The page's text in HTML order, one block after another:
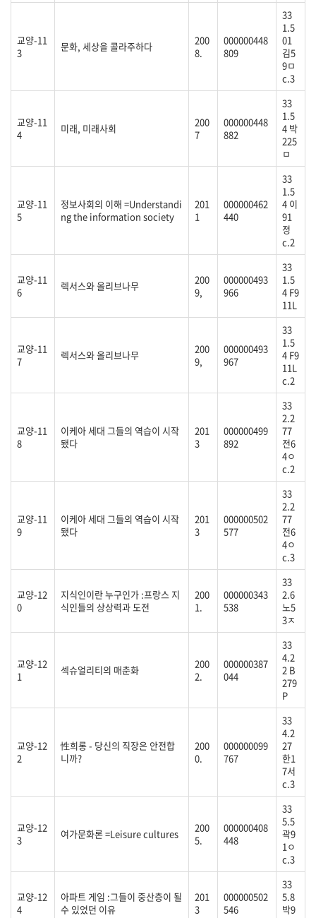
교양-11
3
문화, 세상을 콜라주하다
200
8.
000000448
809
33
1.5
01
김5
9ㅁ
c.3
교양-11
4
미래, 미래사회
200
7
000000448
882
33
1.5
4 박
225
ㅁ
교양-11
5
정보사회의 이해 =Understandi
ng the information society
201
1
000000462
440
33
1.5
4 이
91
정
c.2
교양-11
6
렉서스와 올리브나무
200
9,
000000493
966
33
1.5
4 F9
11L
교양-11
7
렉서스와 올리브나무
200
9,
000000493
967
33
1.5
4 F9
11L
c.2
교양-11
8
이케아 세대 그들의 역습이 시작
됐다
201
3
000000499
892
33
2.2
77
전6
4ㅇ
c.2
교양-11
9
이케아 세대 그들의 역습이 시작
됐다
201
3
000000502
577
33
2.2
77
전6
4ㅇ
c.3
교양-12
0
지식인이란 누구인가 :프랑스 지
식인들의 상상력과 도전
200
1.
000000343
538
33
2.6
노5
3ㅈ
교양-12
1
섹슈얼리티의 매춘화
200
2.
000000387
044
33
4.2
2 B
279
P
교양-12
2
性희롱 - 당신의 직장은 안전합
니까?
200
0.
000000099
767
33
4.2
27
한1
7서
c.3
교양-12
3
여가문화론 =Leisure cultures
200
5.
000000408
448
33
5.5
곽9
1ㅇ
c.3
교양-12
4
아파트 게임 :그들이 중산층이 될
수 있었던 이유
201
3
000000502
546
33
5.8
박9